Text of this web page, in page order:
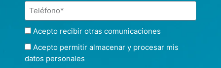
Acepto recibir otras comunicaciones
Acepto permitir almacenar y procesar mis
datos personales